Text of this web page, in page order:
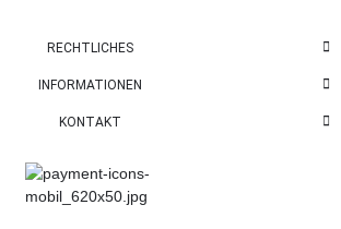
RECHTLICHES
INFORMATIONEN
KONTAKT